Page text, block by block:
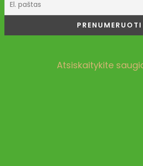
Atsiskaitykite